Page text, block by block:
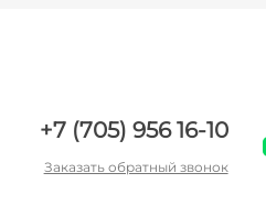
+7 (705) 956 16-10
Заказать обратный звонок